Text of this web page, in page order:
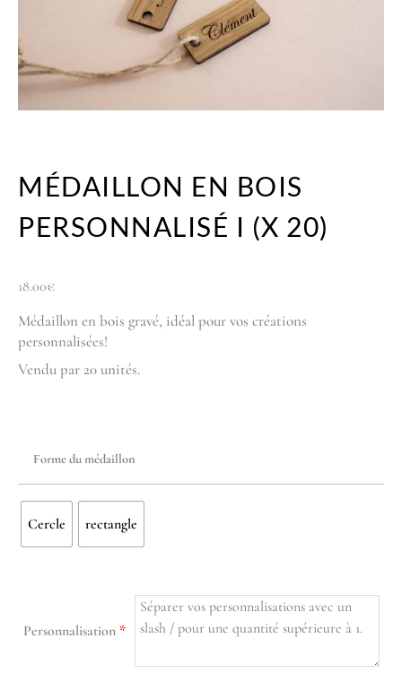
MÉDAILLON EN BOIS
PERSONNALISÉ I (X 20)
18.00€
Médaillon en bois gravé, idéal pour vos créations
personnalisées!
Vendu par 20 unités.
Forme du médaillon
Cercle rectangle
Personnalisation *